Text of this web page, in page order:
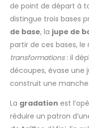
de point de départ à
distingue trois bases
de base, la jupe de
partir de ces bases,
transformations: il
découpes, évase une
construit une manche.
La gradation est
réduire un patron